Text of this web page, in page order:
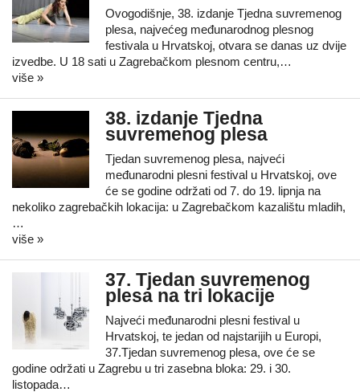
Ovogodišnje, 38. izdanje Tjedna suvremenog
plesa, najvećeg međunarodnog plesnog
festivala u Hrvatskoj, otvara se danas uz dvije
izvedbe. U 18 sati u Zagrebačkom plesnom centru,…
više »
38. izdanje Tjedna
suvremenog plesa
Tjedan suvremenog plesa, najveći
međunarodni plesni festival u Hrvatskoj, ove
će se godine održati od 7. do 19. lipnja na
nekoliko zagrebačkih lokacija: u Zagrebačkom kazalištu mladih,
…
više »
37. Tjedan suvremenog
plesa na tri lokacije
Najveći međunarodni plesni festival u
Hrvatskoj, te jedan od najstarijih u Europi,
37.Tjedan suvremenog plesa, ove će se
godine održati u Zagrebu u tri zasebna bloka: 29. i 30.
listopada…